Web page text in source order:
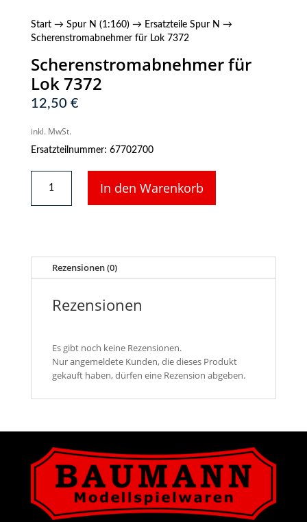
Start→ Spur N (1:160)→ Ersatzteile Spur N →
Scherenstromabnehmer für Lok 7372
Scherenstromabnehmer für
Lok 7372
12,50 €
inkl. MwSt.
Ersatzteilnummer: 67702700
Scherenstromabnehmer
Lok
In den Warenkorb
Rezensionen (0)
Rezensionen
Es gibt noch keine Rezensionen.
Nur angemeldete Kunden, die dieses Produkt
gekauft haben, dürfen eine Rezension abgeben.